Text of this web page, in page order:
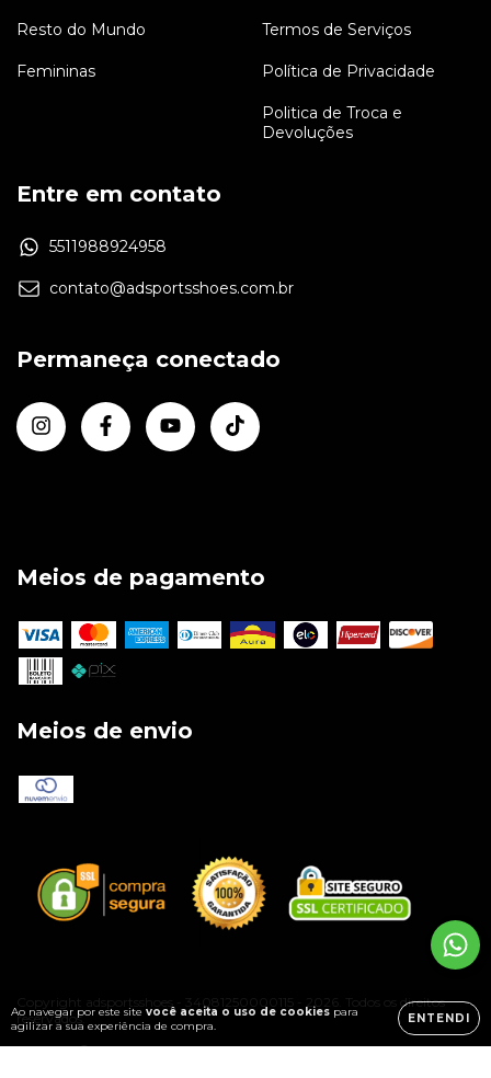
Ao navegar por este site você aceita o uso de cookies para
agilizar a sua experiência de compra.
ENTENDI
Resto do Mundo
Femininas
Termos de Serviços
Política de Privacidade
Politica de Troca e
Devoluções
Entre em contato
5511988924958
contato@adsportsshoes.com.br
Permaneça conectado
Meios de pagamento
Meios de envio
Copyright adsportsshoes - 34081250000115 - 2026. Todos os direitos
reservados.